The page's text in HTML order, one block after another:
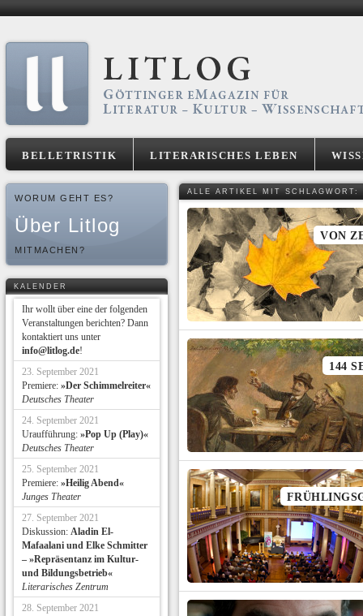
BELLETRISTIK LITERARISCHES LEBEN
ALLE ARTIKEL MIT SCHLAGWORT:
VON
144
WORUM GEHT ES?
Über Litlog
MITMACHEN?
KALENDER
Ihr wollt über eine der folgenden
Veranstaltungen berichten? Dann
kontaktiert uns unter
info@litlog.de!
23. September 2021
Premiere: »Der Schimmelreiter«
Deutsches Theater
24. September 2021
Uraufführung: »Pop Up (Play)«
Deutsches Theater
25. September 2021
Premiere: »Heilig Abend«
Junges Theater
27. September 2021
Diskussion: Aladin El-
Mafaalani und Elke Schmitter
– »Repräsentanz im Kultur-
und Bildungsbetrieb«
Literarisches Zentrum
28. September 2021